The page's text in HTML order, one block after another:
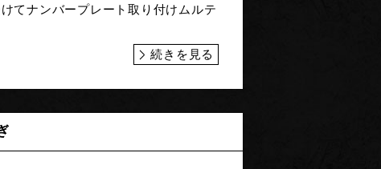
てナンバープレート取り付けムルテ
続きを見る